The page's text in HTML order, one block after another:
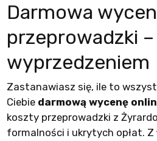
Darmowa
przeprowadzki
wyprzedzeniem
Zastanawiasz się, ile to
Ciebie darmową wycenę
koszty przeprowadzki z
formalności i ukrytych opłat. Z